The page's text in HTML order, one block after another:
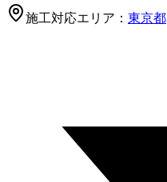
施工対応エリア： 東京都